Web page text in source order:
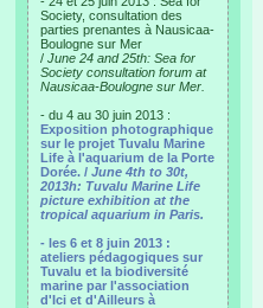
Society, consultation des
parties prenantes à Nausicaa-
Boulogne sur Mer
/ June 24 and 25th: Sea for
Society consultation forum at
Nausicaa-Boulogne sur Mer.
- du 4 au 30 juin 2013 :
Exposition photographique
sur le projet Tuvalu Marine
Life à l'aquarium de la Porte
Dorée. / June 4th to 30t,
2013h: Tuvalu Marine Life
picture exhibition at the
tropical aquarium in Paris.
- les 6 et 8 juin 2013 :
ateliers pédagogiques sur
Tuvalu et la biodiversité
marine par l'association
d'Ici et d'Ailleurs à